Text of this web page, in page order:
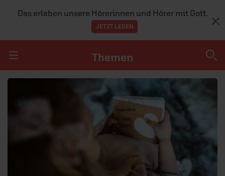
Das erleben unsere Hörerinnen und Hörer mit Gott.
JETZT LESEN
Navigation überspringen
Themen
GLAUBE